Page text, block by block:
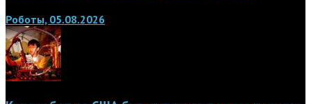
Роботы, 05.08.2026